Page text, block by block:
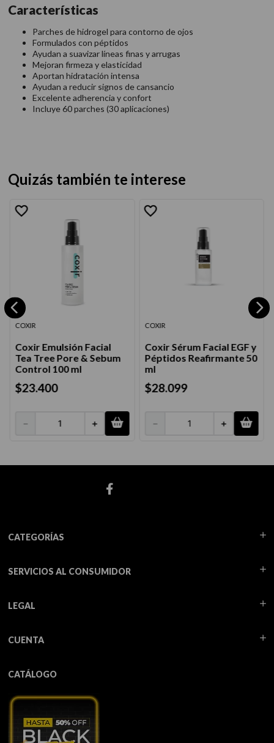
Características
Parches de hidrogel para contorno de ojos
Formulados con péptidos
Ayudan a suavizar líneas finas y arrugas
Mejoran firmeza y elasticidad
Aportan hidratación intensa
Ayudan a reducir signos de cansancio
Excelente adherencia y confort
Incluye 60 parches (30 aplicaciones)
Quizás también te interese
COXIR
Coxir Emulsión Facial
Tea Tree Pore & Sebum
Control 100 ml
$23.400
＋
－
COXIR
Coxir Sérum Facial EGF y
Péptidos Reafirmante 50
ml
$28.099
＋
－
CATEGORÍAS
SERVICIOS AL CONSUMIDOR
LEGAL
CUENTA
CATÁLOGO